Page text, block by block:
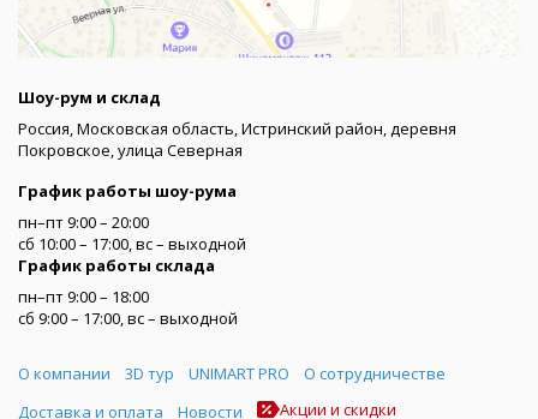
Шоу-рум и склад
Россия, Московская область, Истринский район, деревня
Покровское, улица Северная
График работы шоу-рума
пн–пт 9:00 – 20:00
сб 10:00 – 17:00, вс – выходной
График работы склада
пн–пт 9:00 – 18:00
сб 9:00 – 17:00, вс – выходной
Меню
О компании 3D тур UNIMART PRO
О сотрудничестве
Доставка и оплата
Новости Акции и скидки